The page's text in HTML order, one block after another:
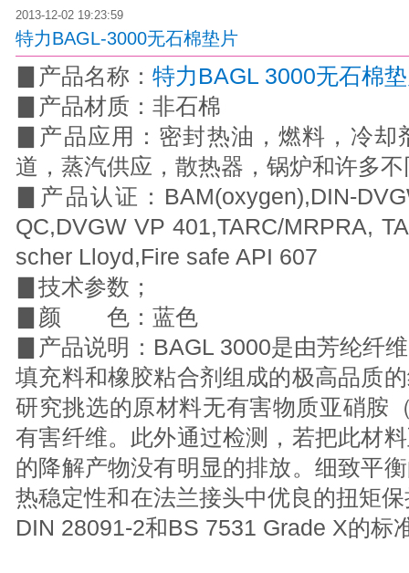
2013-12-02 19:23:59
特力BAGL-3000无石棉垫片
▊ 产品名称：特力BAGL 3000无石棉
▊ 产品材质：非石棉
▊ 产品应用：密封热油，燃料，冷却
道，蒸汽供应，散热器，锅炉和许多
▊ 产品认证：BAM(oxygen),DIN-
QC,DVGW VP 401,TARC/MRPRA,
scher Lloyd,Fire safe API 607
▊技术参数；
▊ 颜 色：蓝色
▊ 产品说明：BAGL 3000是由芳纶纤
填充料和橡胶粘合剂组成的极高品质
研究挑选的原材料无有害物质亚硝胺
有害纤维。此外通过检测，若把此材
的降解产物没有明显的排放。细致平
热稳定性和在法兰接头中优良的扭矩
DIN 28091-2和BS 7531 Grade X的标